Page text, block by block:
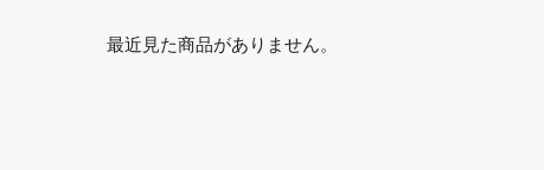
最近見た商品がありません。